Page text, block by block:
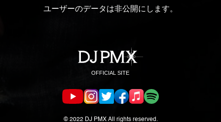
ユーザーのデータは非公開にします。
© 2022 DJ PMX All rights reserved.